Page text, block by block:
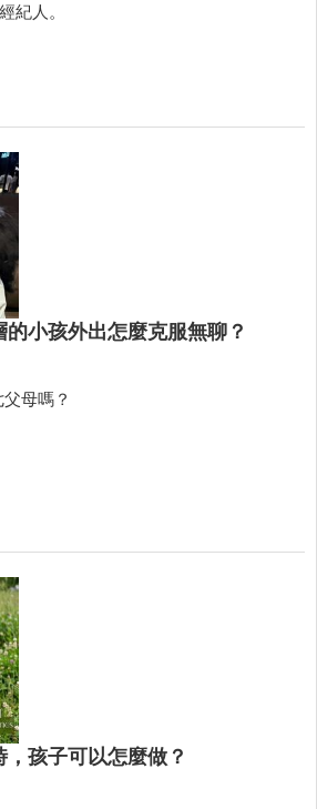
紀人。
小孩外出怎麼克服無聊？
母嗎？
孩子可以怎麼做？